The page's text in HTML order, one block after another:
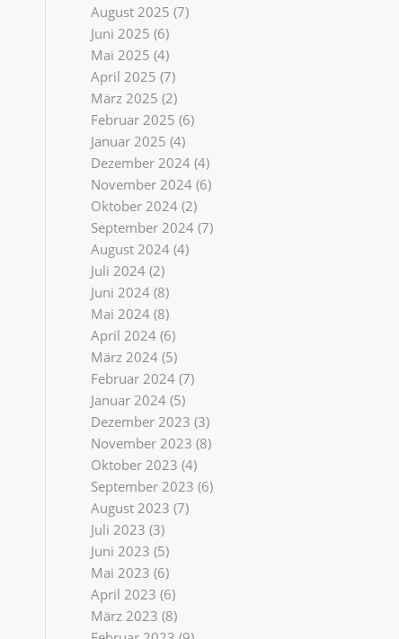
August 2025 (7)
Juni 2025 (6)
Mai 2025 (4)
April 2025 (7)
März 2025 (2)
Februar 2025 (6)
Januar 2025 (4)
Dezember 2024 (4)
November 2024 (6)
Oktober 2024 (2)
September 2024 (7)
August 2024 (4)
Juli 2024 (2)
Juni 2024 (8)
Mai 2024 (8)
April 2024 (6)
März 2024 (5)
Februar 2024 (7)
Januar 2024 (5)
Dezember 2023 (3)
November 2023 (8)
Oktober 2023 (4)
September 2023 (6)
August 2023 (7)
Juli 2023 (3)
Juni 2023 (5)
Mai 2023 (6)
April 2023 (6)
März 2023 (8)